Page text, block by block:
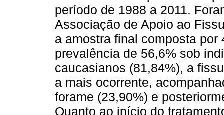
período de 1988 a 2011.
Associação de Apoio ao
a amostra final composta
prevalência de 56,6% sob
caucasianos (81,84%), a
a mais ocorrente,
forame (23,90%) e
Quanto ao início do